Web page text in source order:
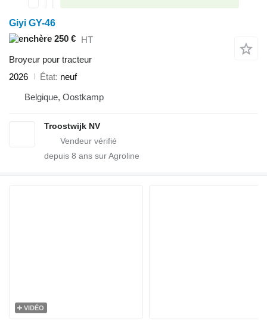
Giyi GY-46
250 € HT
Broyeur pour tracteur
2026
État neuf
Belgique, Oostkamp
Troostwijk NV
depuis 8 ans sur Agroline
VIDÉO